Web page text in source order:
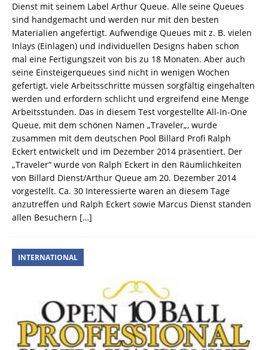
Dienst mit seinem Label Arthur Queue. Alle seine Queues
sind handgemacht und werden nur mit den besten
Materialien angefertigt. Aufwendige Queues mit z. B. vielen
Inlays (Einlagen) und individuellen Designs haben schon
mal eine Fertigungszeit von bis zu 18 Monaten. Aber auch
seine Einsteigerqueues sind nicht in wenigen Wochen
gefertigt, viele Arbeitsschritte müssen sorgfältig eingehalten
werden und erfordern schlicht und ergreifend eine Menge
Arbeitsstunden. Das in diesem Test vorgestellte All-In-One
Queue, mit dem schönen Namen „Traveler„, wurde
zusammen mit dem deutschen Pool Billard Profi Ralph
Eckert entwickelt und im Dezember 2014 präsentiert. Der
„Traveler“ wurde von Ralph Eckert in den Räumlichkeiten
von Billard Dienst/Arthur Queue am 20. Dezember 2014
vorgestellt. Ca. 30 Interessierte waren an diesem Tage
anzutreffen und Ralph Eckert sowie Marcus Dienst standen
allen Besuchern […]
INTERNATIONAL